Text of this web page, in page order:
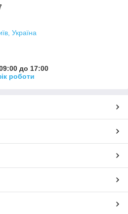
Україна
до 17:00
роботи